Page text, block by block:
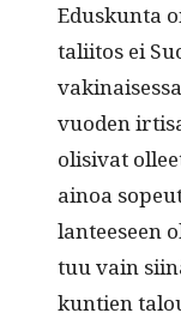
Eduskun­ta
tali­itos ei
vuo­den
oli­si­vat
ain­oa
lanteeseen
tuu vain
kun­tien